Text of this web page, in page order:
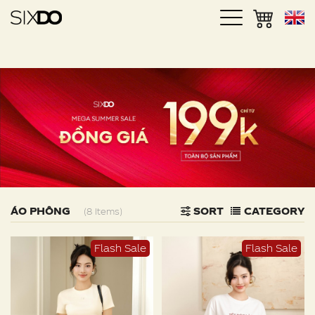
ÁO PHÔNG (8 Items) SORT CATEGORY
Flash Sale Flash Sale